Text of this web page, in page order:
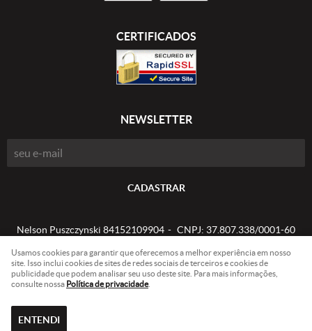
CERTIFICADOS
NEWSLETTER
CADASTRAR
Nelson Puszczynski 84152109904 CNPJ: 37.807.338/0001-60
LOJA VIRTUAL CRIADA POR
Usamos cookies para garantir que oferecemos a melhor experiência em nosso
site. Isso inclui cookies de sites de redes sociais de terceiros e cookies de
publicidade que podem analisar seu uso deste site. Para mais informações,
consulte nossa Política de privacidade.
ENTENDI